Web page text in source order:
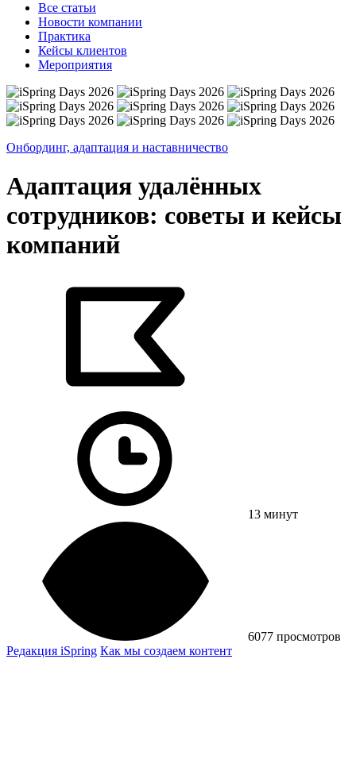
Все статьи
Новости компании
Практика
Кейсы клиентов
Мероприятия
Онбординг, адаптация и наставничество
Адаптация удалённых
сотрудников: советы и кейсы
компаний
13 минут
6077 просмотров
Редакция iSpring Как мы создаем контент